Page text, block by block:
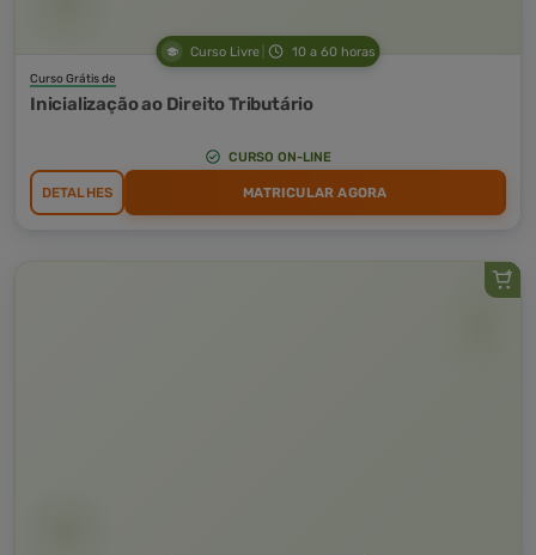
Curso Livre 10 a 60 horas
Curso Grátis de
Inicialização ao Direito Tributário
CURSO ON-LINE
DETALHES MATRICULAR AGORA